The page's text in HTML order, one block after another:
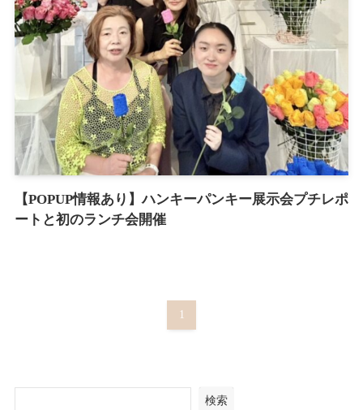
【POPUP情報あり】ハンキーパンキー展示会プチレポ
ートと初のランチ会開催
1
検索